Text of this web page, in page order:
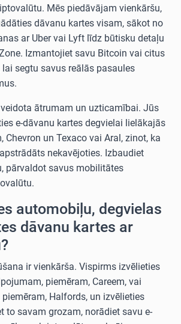
Mēs piedāvājam vienkāršu,
dāvanu kartes visam, sākot no
ar Ubervai Lyft līdz būtisku detaļu
. Izmantojiet savu Bitcoin vai citus
segtu savus reālās pasaules
ātrumam un uzticamībai. Jūs
e-dāvanu kartes degvielai lielākajās
Chevron un Texaco vai Aral, zinot, ka
nekavējoties. Izbaudiet
pārvaldot savus mobilitātes
automobiļu, degvielas
dāvanu kartes ar
ir vienkārša. Vispirms izvēlieties
piemēram, Careem, vai
Halfords, un izvēlieties
to savam grozam, norādiet savu e-